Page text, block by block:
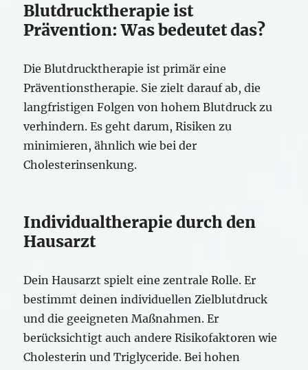
Blutdrucktherapie ist
Prävention: Was bedeutet das?
Die Blutdrucktherapie ist primär eine
Präventionstherapie. Sie zielt darauf ab, die
langfristigen Folgen von hohem Blutdruck zu
verhindern. Es geht darum, Risiken zu
minimieren, ähnlich wie bei der
Cholesterinsenkung.
Individualtherapie durch den
Hausarzt
Dein Hausarzt spielt eine zentrale Rolle. Er
bestimmt deinen individuellen Zielblutdruck
und die geeigneten Maßnahmen. Er
berücksichtigt auch andere Risikofaktoren wie
Cholesterin und Triglyceride. Bei hohen